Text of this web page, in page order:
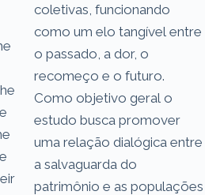
coletivas, funcionando
como um elo tangível entre
o passado, a dor, o
recomeço e o futuro.
Como objetivo geral o
estudo busca promover
uma relação dialógica entre
a salvaguarda do
patrimônio e as populações